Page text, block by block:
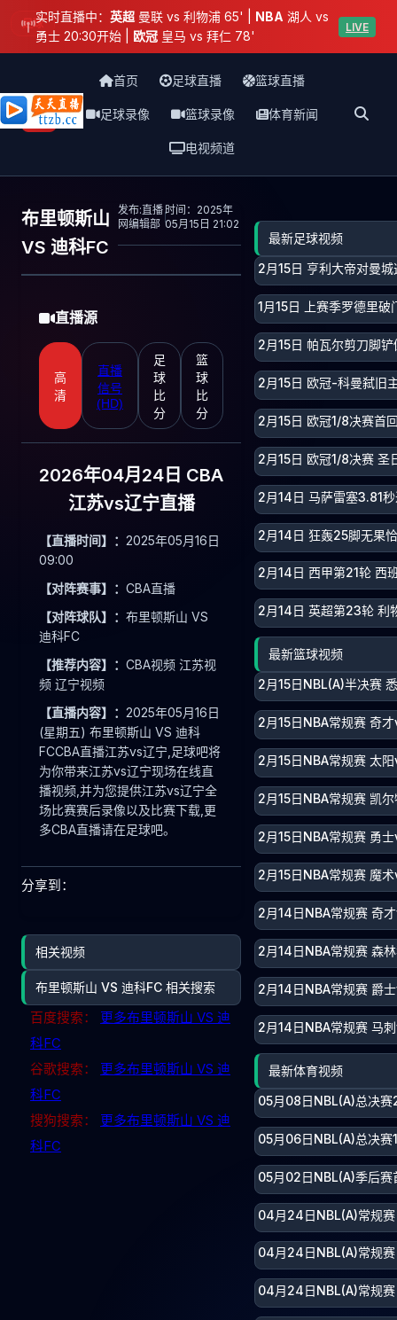
实时直播中： 英超 曼联 vs 利物浦 65' | NBA 湖人 vs
勇士 20:30开始 | 欧冠 皇马 vs 拜仁 78'
LIVE
天天直播网
首页 足球直播 篮球直播
足球录像 篮球录像 体育新闻
电视频道
布里顿斯山
VS 迪科FC
发布:直播
网编辑部
时间：2025年
05月15日 21:02
足球
直播源
高
清
直播
信号
(HD)
足
球
比
分
篮
球
比
分
2026年04月24日 CBA
江苏vs辽宁直播
【直播时间】： 2025年05月16日
09:00
【对阵赛事】： CBA直播
【对阵球队】： 布里顿斯山 VS
迪科FC
【推荐内容】： CBA视频 江苏视
频 辽宁视频
【直播内容】： 2025年05月16日
(星期五) 布里顿斯山 VS 迪科
FCCBA直播江苏vs辽宁,足球吧将
为你带来江苏vs辽宁现场在线直
播视频,并为您提供江苏vs辽宁全
场比赛赛后录像以及比赛下载,更
多CBA直播请在足球吧。
分享到：
相关视频
布里顿斯山 VS 迪科FC 相关搜索
百度搜索：
更多布里顿斯山 VS 迪
科FC
谷歌搜索：
更多布里顿斯山 VS 迪
科FC
搜狗搜索：
更多布里顿斯山 VS 迪
科FC
最新足球视频
2月15日 亨利大帝对曼
1月15日 上赛季罗德里
2月15日 帕瓦尔剪刀脚
2月15日 欧冠-科曼弑旧
2月15日 欧冠1/8决赛首
2月15日 欧冠1/8决赛 圣
2月14日 马萨雷塞3.81
2月14日 狂轰25脚无果
2月14日 西甲第21轮 西
2月14日 英超第23轮 利
最新篮球视频
2月15日NBL(A)半决赛
2月15日NBA常规赛 奇
2月15日NBA常规赛 太
2月15日NBA常规赛 凯
2月15日NBA常规赛 勇
2月15日NBA常规赛 魔
2月14日NBA常规赛 奇
2月14日NBA常规赛 森
2月14日NBA常规赛 爵
2月14日NBA常规赛 马
最新体育视频
05月08日NBL(A)总决
05月06日NBL(A)总决赛
05月02日NBL(A)季后赛
04月24日NBL(A)常规
04月24日NBL(A)常规
04月24日NBL(A)常规